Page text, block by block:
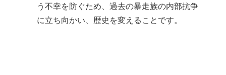
う不幸を防ぐため、過去の暴走族の内部抗争
に立ち向かい、歴史を変えることです。